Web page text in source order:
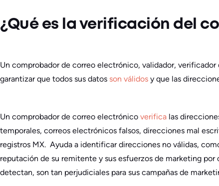
¿Qué es la verificación del
Un comprobador de correo electrónico, validador,
garantizar que todos sus datos son válidos y que las
Un comprobador de correo electrónico verifica las
temporales, correos electrónicos falsos, direcciones mal
registros MX. Ayuda a identificar direcciones no válidas,
reputación de su remitente y sus esfuerzos de marketing
detectan, son tan perjudiciales para sus campañas de